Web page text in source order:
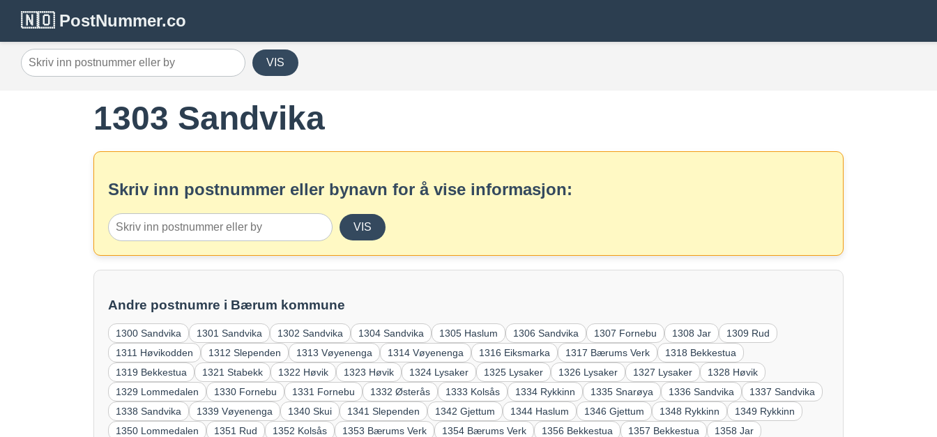
🇳🇴 PostNummer.co
VIS
1303 Sandvika
Skriv inn postnummer eller bynavn for å vise informasjon:
VIS
Andre postnumre i Bærum kommune
1300 Sandvika 1301 Sandvika 1302 Sandvika 1304 Sandvika 1305 Haslum 1306 Sandvika 1307 Fornebu 1308 Jar
1309 Rud
1311 Høvikodden
1312 Slependen 1313 Vøyenenga 1314 Vøyenenga 1316 Eiksmarka 1317 Bærums Verk
1318 Bekkestua
1319 Bekkestua
1321 Stabekk 1322 Høvik 1323 Høvik 1324 Lysaker 1325 Lysaker 1326 Lysaker 1327 Lysaker
1328 Høvik
1329 Lommedalen
1330 Fornebu 1331 Fornebu 1332 Østerås 1333 Kolsås 1334 Rykkinn 1335 Snarøya 1336 Sandvika
1337 Sandvika
1338 Sandvika
1339 Vøyenenga 1340 Skui 1341 Slependen 1342 Gjettum 1344 Haslum 1346 Gjettum 1348 Rykkinn
1349 Rykkinn
1350 Lommedalen
1351 Rud 1352 Kolsås 1353 Bærums Verk 1354 Bærums Verk 1356 Bekkestua 1357 Bekkestua
1358 Jar